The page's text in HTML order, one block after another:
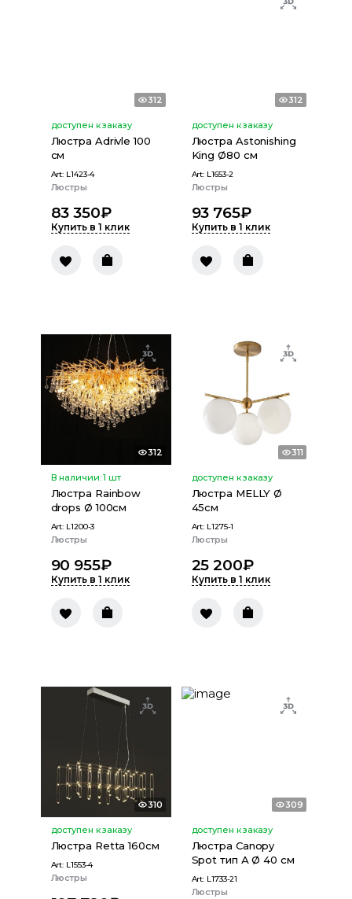
312
доступен к заказу
Люстра Adrivle 100
см
Art: L1423-4
Люстры
83 350₽
Купить в 1 клик
312
доступен к заказу
Люстра Astonishing
King Ø80 см
Art: L1653-2
Люстры
93 765₽
Купить в 1 клик
312
В наличии:1 шт
Люстра Rainbow
drops Ø 100см
Art: L1200-3
Люстры
90 955₽
Купить в 1 клик
311
доступен к заказу
Люстра MELLY Ø
45см
Art: L1275-1
Люстры
25 200₽
Купить в 1 клик
310
доступен к заказу
Люстра Retta 160см
Art: L1553-4
Люстры
309
доступен к заказу
Люстра Canopy
Spot тип А Ø 40 см
Art: L1733-21
Люстры